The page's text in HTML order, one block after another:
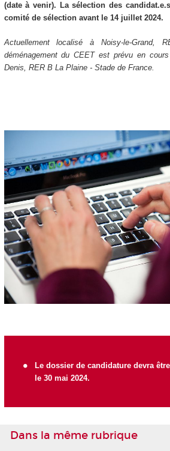
(date à venir). La sélection des
comité de sélection avant le 14 juillet 2024.
Actuellement localisé à Noisy-le-Grand,
déménagement du CEET est prévu en
Denis, RER B La Plaine - Stade de France.
Le dossier de candidature devra
le 30 mai 2024.
Dans la même rubrique